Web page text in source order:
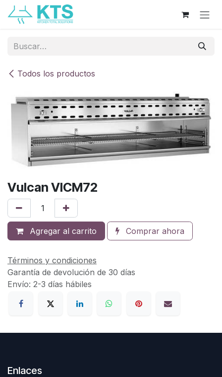
Ir al contenido
Todos los productos
Vulcan VICM72
Agregar al carrito Comprar ahora
Términos y condiciones
Garantía de devolución de 30 días
Envío: 2-3 días hábiles
Enlaces